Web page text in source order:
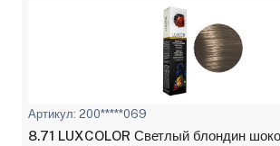
Артикул: 200*****069
8.71 LUXCOLOR Светлый блондин